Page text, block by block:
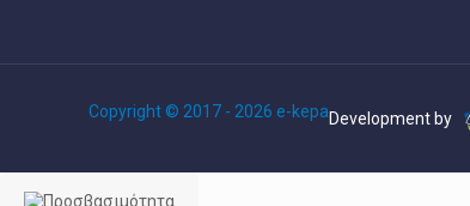
Copyright © 2017 - 2026 e-kepaDevelopment by